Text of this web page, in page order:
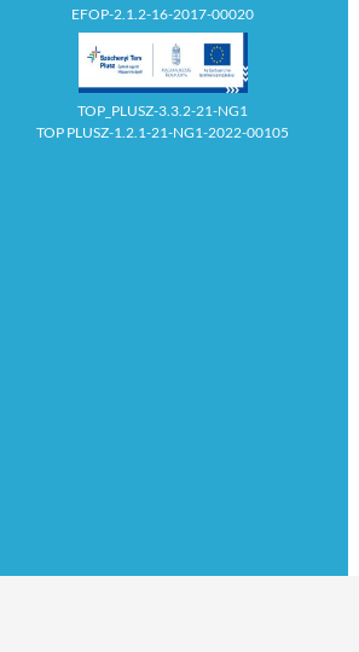
EFOP-2.1.2-16-2017-00020
TOP_PLUSZ-3.3.2-21-NG1
TOP PLUSZ-1.2.1-21-NG1-2022-00105